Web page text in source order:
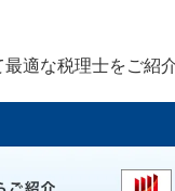
適な税理士をご紹介